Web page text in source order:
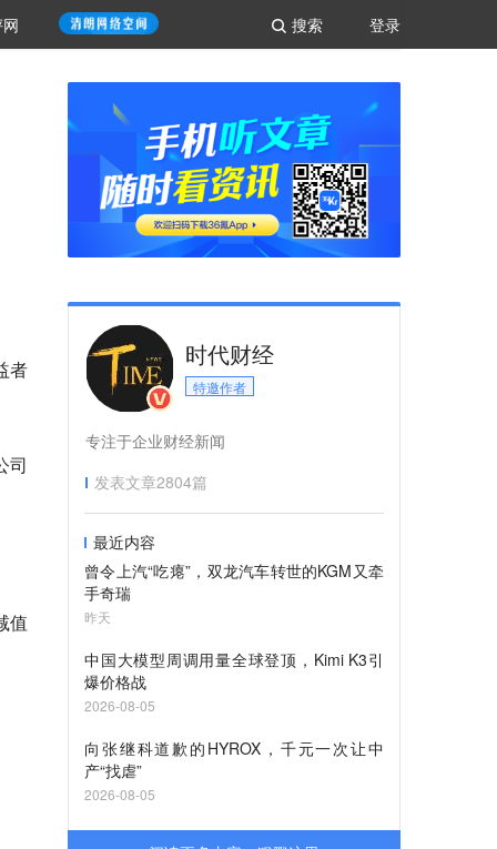
登录
搜索
者
司
值
时代财经
特邀作者
专注于企业财经新闻
发表文章2804篇
最近内容
曾令上汽“吃瘪”，双龙汽车转世的KGM又牵
手奇瑞
昨天
中国大模型周调用量全球登顶，Kimi K3引
爆价格战
2026-08-05
向张继科道歉的HYROX，千元一次让中
产“找虐”
2026-08-05